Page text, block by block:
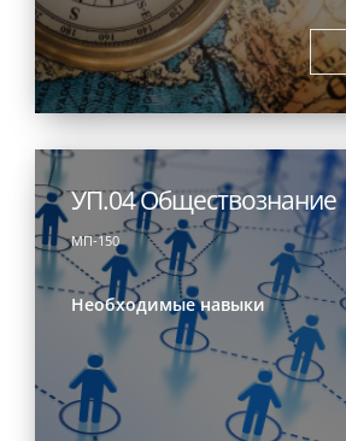
УП.04 Обществознание
МП-150
Необходимые навыки